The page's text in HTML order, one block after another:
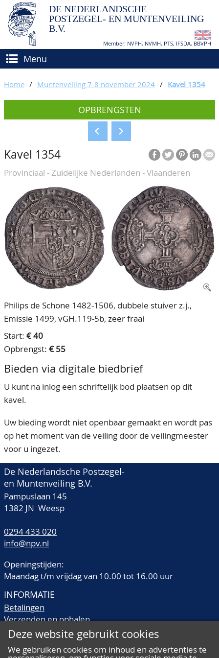
DE NEDERLANDSCHE
POSTZEGEL- EN MUNTENVEILING
B.V.
Member: NVPH, NVMH, PTS, IFSDA, BBVPH
Menu
(VER)KOPEN
Hoe verkopen?
Voorwaarden
BIEDEN
CATALOGI/OPBRENGSTEN
KEURINGSDIENST
AGENDA
OVER ONS
Ons Team
80 jarig bestaan
CONTACT
ACCOUNT
Home / Muntenveiling 7-8 november 2024 / Kavel 1354
OPBRENGSTEN
Kavel 1354
Provinciaal - Zuidelijke Nederlanden - Vlaanderen
Philips de Schone 1482-1506, dubbele stuiver z.j.,
Emissie 1499, vGH.119-5b, zeer fraai
Start: € 40
Opbrengst: € 55
Bieden via digitale biedbrief
U kunt na inlog een schriftelijk bod plaatsen op dit
kavel.
Uw bieding wordt niet openbaar gemaakt en wordt pas
op het moment van de veiling door de veilingmeester
voor u ingezet.
De Nederlandsche Postzegel-
en Muntenveiling B.V.
Pampuslaan 145
1382 JN Weesp
0294 433 020
info@npv.nl
Openingstijden:
Maandag t/m vrijdag van 10.00 tot 16.00 uur
INFORMATIE
Betalingen
Verzenden en ophalen
Veilingtermen
Kwaliteitsomschrijvingen
Deze website gebruikt cookies
We gebruiken cookies om inhoud en advertenties te